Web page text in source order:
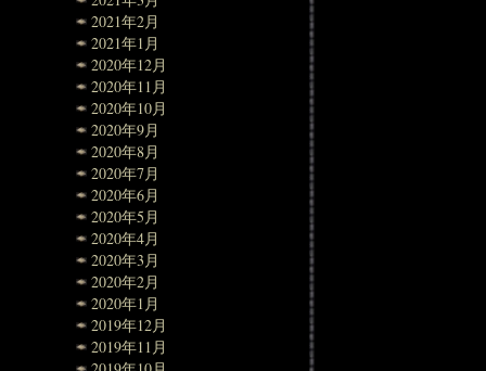
2021年2月
2021年1月
2020年12月
2020年11月
2020年10月
2020年9月
2020年8月
2020年7月
2020年6月
2020年5月
2020年4月
2020年3月
2020年2月
2020年1月
2019年12月
2019年11月